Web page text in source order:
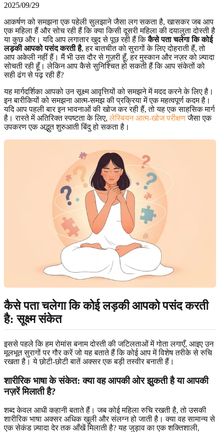
2025/09/29
आकर्षण को समझना एक पहेली सुलझाने जैसा लग सकता है, खासकर जब आप
एक महिला हैं और सोच रही हैं कि क्या किसी दूसरी महिला की दयालुता दोस्ती है
या कुछ और। यदि आप लगातार खुद से पूछ रही हैं किकैसे पता चलेगा कि कोई
लड़की आपको पसंद करती है, हर बातचीत को सुरागों के लिए दोहराती हैं, तो
आप अकेली नहीं हैं। मैं भी उस दौर से गुज़री हूँ, हर मुस्कान और नज़र को ज़्यादा
सोचती रही हूँ। लेकिन आप कैसे सुनिश्चित हो सकती हैं कि आप संकेतों को
सही ढंग से पढ़ रही हैं?
यह मार्गदर्शिका आपको उन सूक्ष्म आवृत्तियों को समझने में मदद करने के लिए है।
इन बारीकियों को समझना आत्म-समझ की प्रक्रिया में एक महत्वपूर्ण कदम है।
यदि आप पहली बार इन भावनाओं की खोज कर रही हैं, तो यह एक साहसिक मार्ग
है। रास्ते में अतिरिक्त स्पष्टता के लिए,लेस्बियन आत्म-खोज परीक्षणजैसा एक
उपकरण एक अद्भुत शुरुआती बिंदु हो सकता है।
कैसे पता चलेगा कि कोई लड़की आपको पसंद करती
है: सूक्ष्म संकेत
इससे पहले कि हम रोमांस बनाम दोस्ती की जटिलताओं में गोता लगाएँ, आइए उन
मूलभूत सुरागों पर गौर करें जो यह बताते हैं कि कोई आप में विशेष तरीके से रुचि
रखता है। ये छोटी-छोटी बातें अक्सर एक बड़ी तस्वीर बनाती हैं।
शारीरिक भाषा के संकेत: क्या वह आपकी ओर झुकती है या आपकी
नज़रें मिलाती है?
शब्द केवल आधी कहानी बताते हैं। जब कोई महिला रुचि रखती है, तो उसकी
शारीरिक भाषा अक्सर अधिक खुली और संलग्न हो जाती है। क्या वह सामान्य से
एक सेकंड ज़्यादा देर तक आँखें मिलाती है? यह जुड़ाव का एक शक्तिशाली,